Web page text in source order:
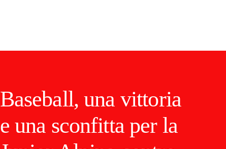
Baseball, una vittoria
e una sconfitta per la